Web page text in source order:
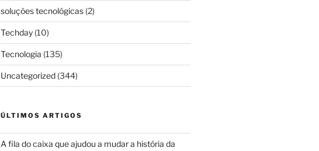
soluções tecnológicas(2)
Techday(10)
Tecnologia (135)
Uncategorized(344)
ÚLTIMOS ARTIGOS
A fila do caixa que ajudou a mudar a história da